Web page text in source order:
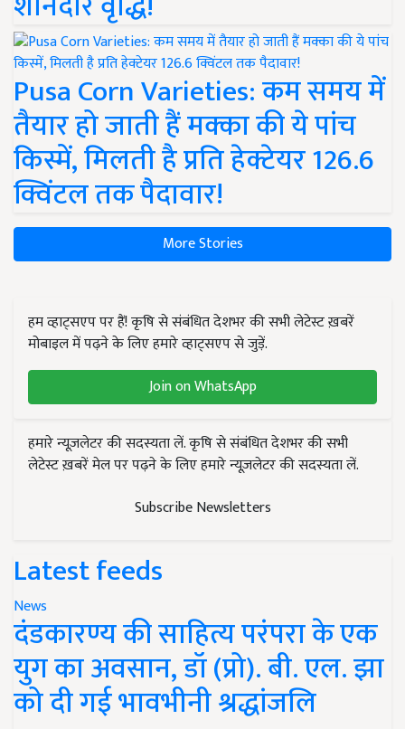
Pusa Corn Varieties: कम समय में
तैयार हो जाती हैं मक्का की ये पांच
किस्में, मिलती है प्रति हेक्टेयर 126.6
क्विंटल तक पैदावार!
More Stories
हम व्हाट्सएप पर हैं! कृषि से संबंधित देशभर की सभी लेटेस्ट ख़बरें
मोबाइल में पढ़ने के लिए हमारे व्हाट्सएप से जुड़ें.
Join on WhatsApp
हमारे न्यूज़लेटर की सदस्यता लें. कृषि से संबंधित देशभर की सभी
लेटेस्ट ख़बरें मेल पर पढ़ने के लिए हमारे न्यूज़लेटर की सदस्यता लें.
Subscribe Newsletters
Latest feeds
News
दंडकारण्य की साहित्य परंपरा के एक
युग का अवसान, डॉ (प्रो). बी. एल. झा
को दी गई भावभीनी श्रद्धांजलि